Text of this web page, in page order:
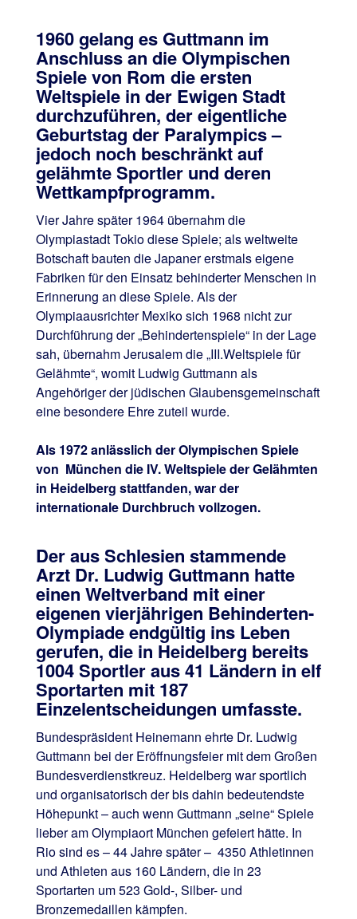
1960 gelang es Guttmann im
Anschluss an die Olympischen
Spiele von Rom die ersten
Weltspiele in der Ewigen Stadt
durchzuführen, der eigentliche
Geburtstag der Paralympics –
jedoch noch beschränkt auf
gelähmte Sportler und deren
Wettkampfprogramm.
Vier Jahre später 1964 übernahm die
Olympiastadt Tokio diese Spiele; als weltweite
Botschaft bauten die Japaner erstmals eigene
Fabriken für den Einsatz behinderter Menschen in
Erinnerung an diese Spiele. Als der
Olympiaausrichter Mexiko sich 1968 nicht zur
Durchführung der „Behindertenspiele“ in der Lage
sah, übernahm Jerusalem die „III.Weltspiele für
Gelähmte“, womit Ludwig Guttmann als
Angehöriger der jüdischen Glaubensgemeinschaft
eine besondere Ehre zuteil wurde.
Als 1972 anlässlich der Olympischen Spiele
von München die IV. Weltspiele der Gelähmten
in Heidelberg stattfanden, war der
internationale Durchbruch vollzogen.
Der aus Schlesien stammende
Arzt Dr. Ludwig Guttmann hatte
einen Weltverband mit einer
eigenen vierjährigen Behinderten-
Olympiade endgültig ins Leben
gerufen, die in Heidelberg bereits
1004 Sportler aus 41 Ländern in elf
Sportarten mit 187
Einzelentscheidungen umfasste.
Bundespräsident Heinemann ehrte Dr. Ludwig
Guttmann bei der Eröffnungsfeier mit dem Großen
Bundesverdienstkreuz. Heidelberg war sportlich
und organisatorisch der bis dahin bedeutendste
Höhepunkt – auch wenn Guttmann „seine“ Spiele
lieber am Olympiaort München gefeiert hätte. In
Rio sind es – 44 Jahre später – 4350 Athletinnen
und Athleten aus 160 Ländern, die in 23
Sportarten um 523 Gold-, Silber- und
Bronzemedaillen kämpfen.